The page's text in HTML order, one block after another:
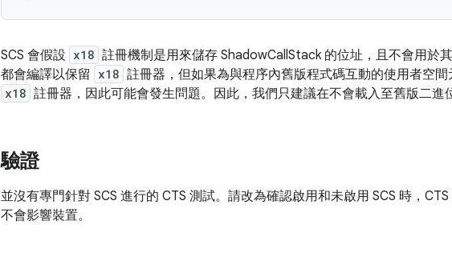
SCS 會假設 x18 註冊機制是用來儲存 ShadowCallStack 的位址，且不會用於
都會編譯以保留
x18 註冊器，但如果為與程序內舊版程式碼互動的使用者空間
x18 註冊器，因此可能會發生問題。因此，我們只建議在不會載入至舊版二進
驗證
並沒有專門針對 SCS 進行的 CTS 測試。請改為確認啟用和未啟用 SCS 時，
不會影響裝置。